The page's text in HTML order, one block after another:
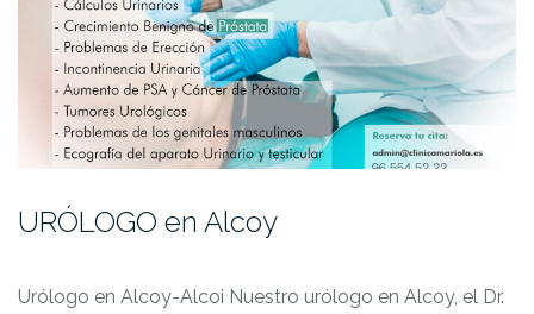
URÓLOGO en Alcoy
Urólogo en Alcoy-Alcoi Nuestro urólogo en Alcoy, el Dr.